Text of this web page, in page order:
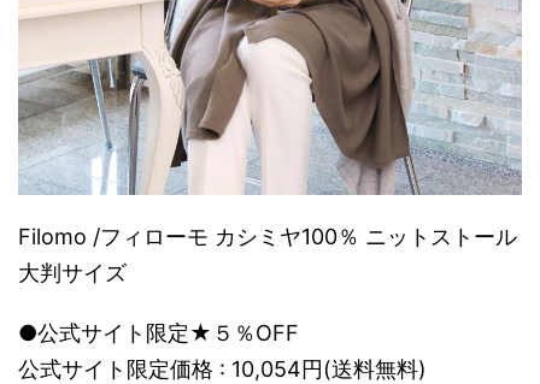
Filomo /フィローモ カシミヤ100％ ニットストール
大判サイズ
●公式サイト限定★５％OFF
公式サイト限定価格 : 10,054円(送料無料)